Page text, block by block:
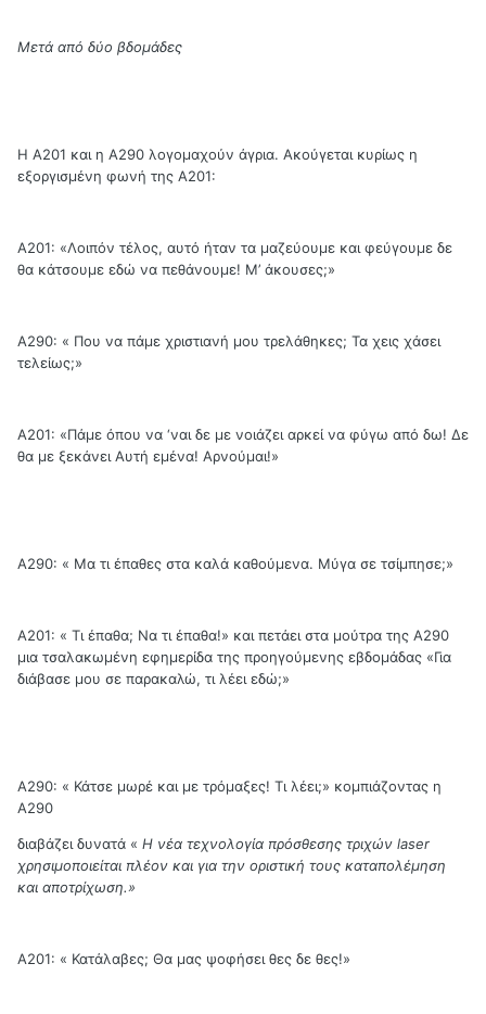
Μετά από δύο βδομάδες
Η Α201 και η Α290 λογομαχούν άγρια. Ακούγεται κυρίως η
εξοργισμένη φωνή της Α201:
Α201: «Λοιπόν τέλος, αυτό ήταν τα μαζεύουμε και φεύγουμε δε
θα κάτσουμε εδώ να πεθάνουμε! Μ’ άκουσες;»
Α290: « Που να πάμε χριστιανή μου τρελάθηκες; Τα χεις χάσει
τελείως;»
Α201: «Πάμε όπου να ‘ναι δε με νοιάζει αρκεί να φύγω από δω! Δε
θα με ξεκάνει Αυτή εμένα! Αρνούμαι!»
Α290: « Μα τι έπαθες στα καλά καθούμενα. Μύγα σε τσίμπησε;»
Α201: « Τι έπαθα; Να τι έπαθα!» και πετάει στα μούτρα της Α290
μια τσαλακωμένη εφημερίδα της προηγούμενης εβδομάδας «Για
διάβασε μου σε παρακαλώ, τι λέει εδώ;»
Α290: « Κάτσε μωρέ και με τρόμαξες! Τι λέει;» κομπιάζοντας η
Α290
διαβάζει δυνατά « Η νέα τεχνολογία πρόσθεσης τριχών laser
χρησιμοποιείται πλέον και για την οριστική τους καταπολέμηση
και αποτρίχωση.»
Α201: « Κατάλαβες; Θα μας ψοφήσει θες δε θες!»